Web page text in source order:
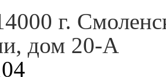
г.
дом 20-А